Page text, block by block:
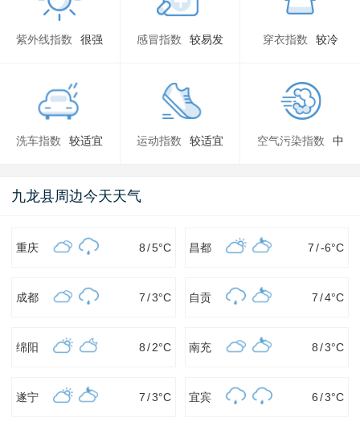
紫外线指数 很强 感冒指数 较易发 穿衣指数 较冷
洗车指数 较适宜 运动指数 较适宜 空气污染指数 中
九龙县周边今天天气
重庆 8/5°C 昌都 7 /-6°C
成都 7/3°C 自贡 7 /4°C
绵阳 8/ 2°C 南充 8 /3°C
遂宁 7/3°C 宜宾 6 /3°C